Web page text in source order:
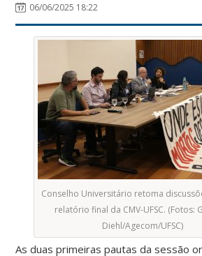
06/06/2025 18:22
Conselho Universitário retoma
relatório final da CMV-UFSC. (Fotos:
Diehl/Agecom/UFSC)
As duas primeiras pautas da sessão